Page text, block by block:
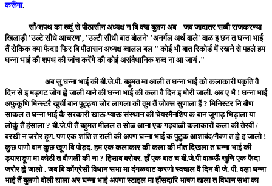
करूँगा.
सौं/शपथ का श्ब्दुं से पीठासीन अध्यक्ष न बि क्या बुलण अब जब जादातर सब्बी राजकरण्या
खिलाड़ी 'उल्टे सीधे आचरण', 'उल्टी सीधी बात बोलने' 'अनर्गल अर्थ वाले' वाळ इ छन त घन्ना भाई
तैं रोकिक क्या फैदा! फिर बि पीठासन अध्यक्ष ब्वालल बल " कोई भी बात रिकोर्ड में रखने से पहले हम
घन्ना भाई की शपथ की जांच करेंगे की कोई असंवैधानिक शब्द ना आ जायं ."
अब जु घन्ना भाई की बी.जे.पी. बहुमत मा आली त घन्ना भाई को कलाकारी पकृति वै
दिन से इ मड़गट जोग ह्व़े जाली याने की घन्ना भाई की कला वै दिन इ मोरी जाली. अब ए भै ! घन्ना भाई
अफुकुणि मिन्स्टरै खुर्ची बान पुट्ठ्या जोर लागला की तुम तैं जोक्स सुणाला हैं ? मिनिस्टर नि बौण
साकल त घन्ना भाई कै सरकारी खाऊ-प्याऊ संस्थान की चेयरमैनशिप क बान जुगाड़ भिड़ाला या
लोकुं तैं हंसाला ? बी.जे.पी तैं बहुमत मीलल त सोळ आना एक गढ़वाळी कलाकारों कला की तेरवीं /
बरखी न जरोर हूण. पण एक शांति त राली की अपण घन्ना भाई क पुटुक आशाबंद/गैबण त ह्व़े इ जालो !
कुछ पाणो बान कुछ खूण बि पोड़द. हम एक कलाकार की कला की मौत दिखला त घन्ना भाई की
ड्याराडूण मा कोठी त बौणली की ना ? हिसाब बरोबर. हाँ एक बात च बी.जे.पी वाळऊँ खुणि एक फैदा
जरोर ह्व़े जालो . जब बि कोंग्रेसी विधान सभा मा दंगळयाट करणो स्वचाल वै दिन बी जे. पी. वल़ा घन्ना
भाई तैं बुलणो बोली द्याला अर घन्ना भाई अपणा स्टाइल मा हौंसदारि भाषण द्याला त विधान सभा का